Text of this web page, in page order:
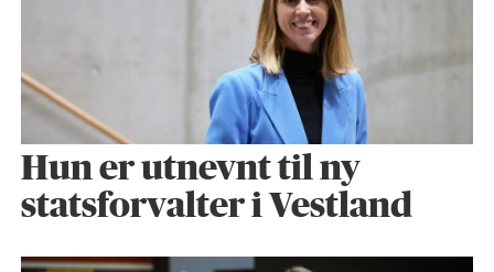
Hun er utnevnt til ny
statsforvalter i Vestland